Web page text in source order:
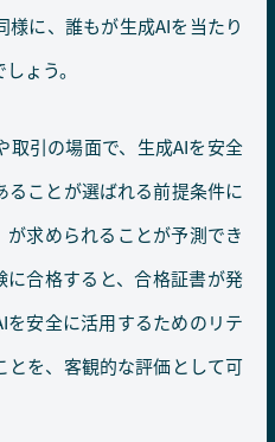
様に、誰もが生成AIを当たり
ょう。
取引の場面で、生成AIを安全
ことが選ばれる前提条件に
求められることが予測でき
に合格すると、合格証書が発
安全に活用するためのリテ
とを、客観的な評価として可